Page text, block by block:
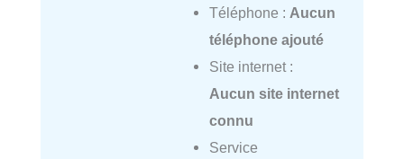
Téléphone : Aucun
téléphone ajouté
Site internet :
Aucun site internet
connu
Service